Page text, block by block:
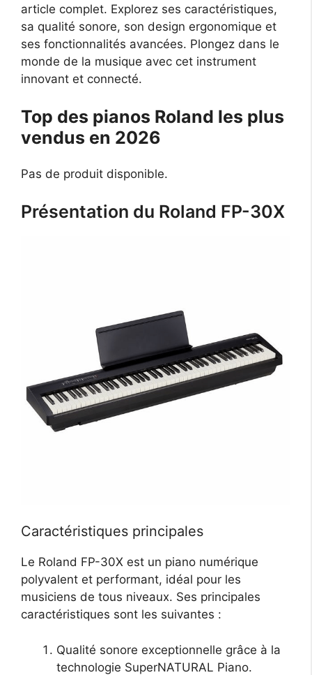
article complet. Explorez ses caractéristiques,
sa qualité sonore, son design ergonomique et
ses fonctionnalités avancées. Plongez dans le
monde de la musique avec cet instrument
innovant et connecté.
Top des pianos Roland les plus
vendus en 2026
Pas de produit disponible.
Présentation du Roland FP-30X
Caractéristiques principales
Le Roland FP-30X est un piano numérique
polyvalent et performant, idéal pour les
musiciens de tous niveaux. Ses principales
caractéristiques sont les suivantes :
Qualité sonore exceptionnelle grâce à la
technologie SuperNATURAL Piano.